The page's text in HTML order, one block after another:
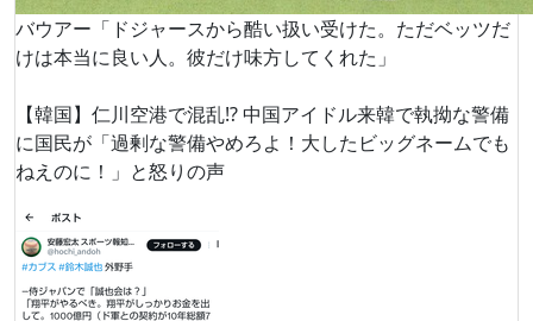
バウアー「ドジャースから酷い扱い受けた。ただベッツだ
けは本当に良い人。彼だけ味方してくれた」
【韓国】仁川空港で混乱!? 中国アイドル来韓で執拗な警備
に国民が「過剰な警備やめろよ！大したビッグネームでも
ねえのに！」と怒りの声